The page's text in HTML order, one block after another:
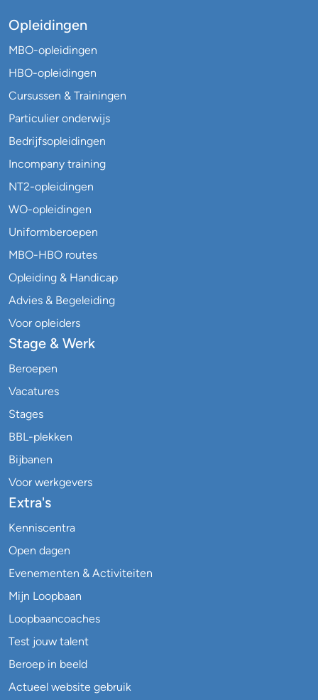
Opleidingen
MBO-opleidingen
HBO-opleidingen
Cursussen & Trainingen
Particulier onderwijs
Bedrijfsopleidingen
Incompany training
NT2-opleidingen
WO-opleidingen
Uniformberoepen
MBO-HBO routes
Opleiding & Handicap
Advies & Begeleiding
Voor opleiders
Stage & Werk
Beroepen
Vacatures
Stages
BBL-plekken
Bijbanen
Voor werkgevers
Extra's
Kenniscentra
Open dagen
Evenementen & Activiteiten
Mijn Loopbaan
Loopbaancoaches
Test jouw talent
Beroep in beeld
Actueel website gebruik